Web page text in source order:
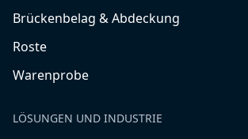
Brückenbelag & Abdeckung
Roste
Warenprobe
LÖSUNGEN UND INDUSTRIE